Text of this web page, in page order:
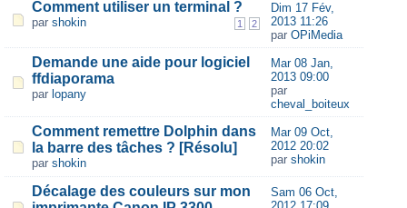
Comment utiliser un terminal ?
1 2
par shokin
Dim 17 Fév,
2013 11:26
par OPiMedia
Demande une aide pour logiciel
ffdiaporama
par lopany
Mar 08 Jan,
2013 09:00
par
cheval_boiteux
Comment remettre Dolphin dans
la barre des tâches ? [Résolu]
par shokin
Mar 09 Oct,
2012 20:02
par shokin
Décalage des couleurs sur mon
Sam 06 Oct,